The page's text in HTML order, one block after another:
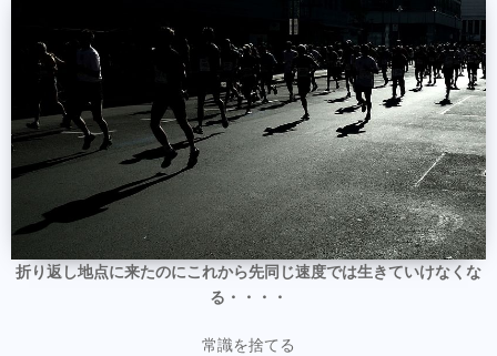
折り返し地点に来たのにこれから先同じ速度では生きていけなくな
る・・・・
常識を捨てる